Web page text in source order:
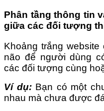
Phân tầng thông tin
giữa các đối tượng
Khoảng trắng
não để người dùng
các đối tượng cùng
Ví dụ:Bạn có một
nhau mà chưa được